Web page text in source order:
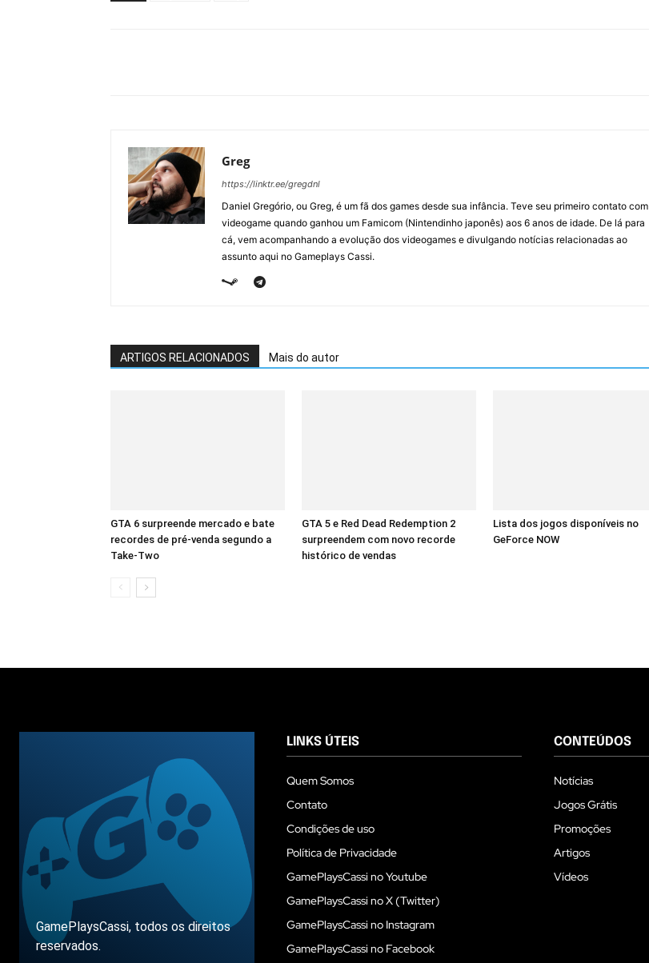
Greg
https://linktr.ee/gregdnl
Daniel Gregório, ou Greg, é um fã dos games desde sua infância. Teve seu primeiro contato com
videogame quando ganhou um Famicom (Nintendinho japonês) aos 6 anos de idade. De lá para
cá, vem acompanhando a evolução dos videogames e divulgando notícias relacionadas ao
assunto aqui no Gameplays Cassi.
ARTIGOS RELACIONADOS Mais do autor
GTA 6 surpreende mercado e bate
recordes de pré-venda segundo a
Take-Two
GTA 5 e Red Dead Redemption 2
surpreendem com novo recorde
histórico de vendas
Lista dos jogos disponíveis no
GeForce NOW
GamePlaysCassi, todos os direitos
reservados.
LINKS ÚTEIS
Quem Somos
Contato
Condições de uso
Política de Privacidade
GamePlaysCassi no Youtube
GamePlaysCassi no X (Twitter)
GamePlaysCassi no Instagram
GamePlaysCassi no Facebook
CONTEÚDOS
Notícias
Jogos Grátis
Promoções
Artigos
Vídeos